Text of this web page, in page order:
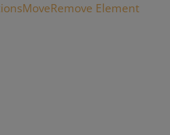
MoveRemove Element